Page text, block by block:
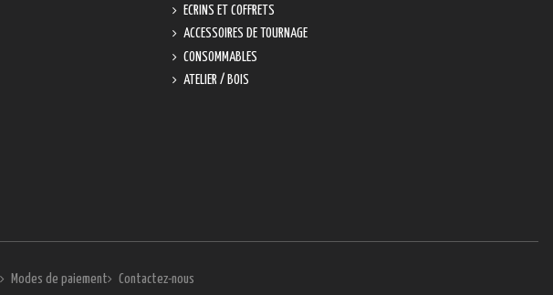
ECRINS ET COFFRETS
ACCESSOIRES DE TOURNAGE
CONSOMMABLES
ATELIER / BOIS
Modes de paiement Contactez-nous